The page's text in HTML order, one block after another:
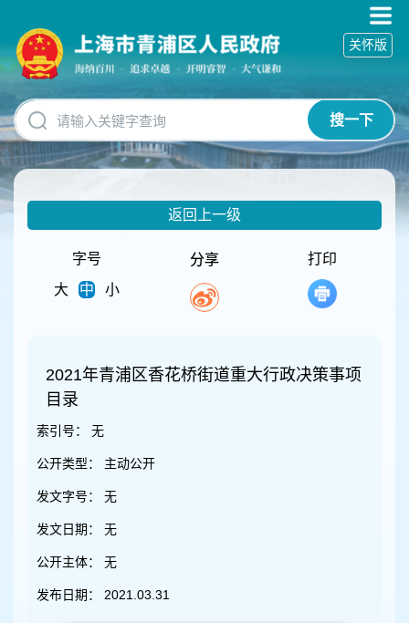
碍
操
明
跳
转
到
网
搜一下
关怀版
返回上一级
字号
大
中 小
分享 打印
2021年青浦区香花桥街道重大行政决策事项
目录
索引号： 无
公开类型： 主动公开
发文字号： 无
发文日期： 无
公开主体： 无
发布日期： 2021.03.31